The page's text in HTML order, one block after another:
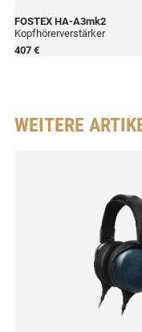
FOSTEX HA-A3mk2
Kopfhörerverstärker
407 €
WEITERE